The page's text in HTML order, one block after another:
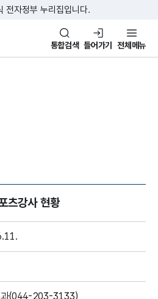
본문 바로가기
주메뉴 바로가기
전자정부 누리집입니다.
나라, 함께 행복
통합검색 들어가기 전체메뉴
정하기
츠강사 현황
과(044-203-3133)